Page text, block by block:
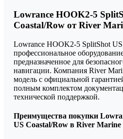
Lowrance HOOK2-5
Coastal/Row от River
Lowrance HOOK2-5 SplitShot
профессиональное
предназначенное для
навигации. Компания River
модель с официальной
полным комплектом
технической поддержкой.
Преимущества покупки
US Coastal/Row в River Marine